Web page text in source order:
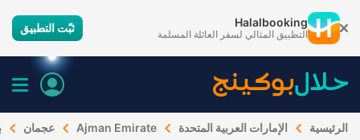
Halalbooking
التطبيق المثالي لسفر العائلة المسلمة ثبّت التطبيق
الرئيسية الإمارات العربية المتحدة Ajman Emirate عجمان